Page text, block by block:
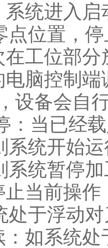
系统进入
点位置，
在工位部
脑控制
设备会自
：当已经
系统开始
系统暂停
止当前操
处于浮动
：如系统